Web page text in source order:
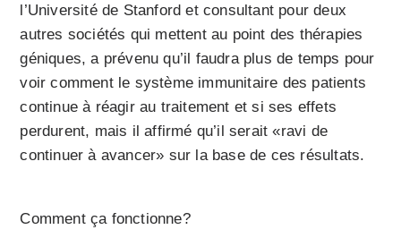
l’Université de Stanford et consultant pour deux
autres sociétés qui mettent au point des thérapies
géniques, a prévenu qu’il faudra plus de temps pour
voir comment le système immunitaire des patients
continue à réagir au traitement et si ses effets
perdurent, mais il affirmé qu’il serait «ravi de
continuer à avancer» sur la base de ces résultats.
Comment ça fonctionne?